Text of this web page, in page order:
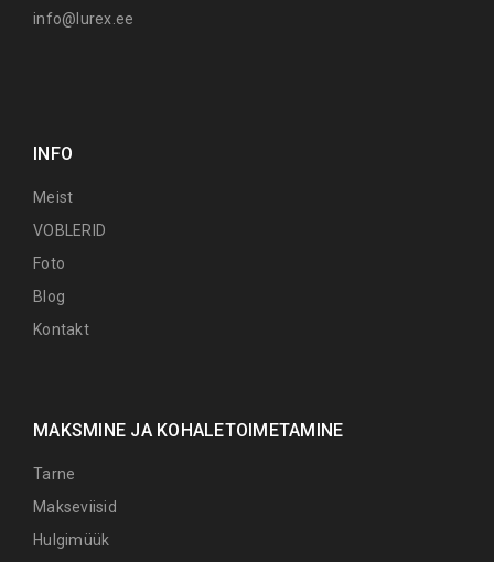
info@lurex.ee
INFO
Meist
VOBLERID
Foto
Blog
Kontakt
MAKSMINE JA KOHALETOIMETAMINE
Tarne
Makseviisid
Hulgimüük